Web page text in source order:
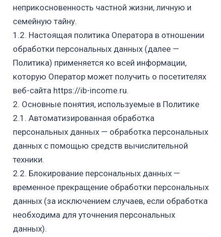
неприкосновенность частной жизни, личную и
семейную тайну.
1.2. Настоящая политика Оператора в отношении
обработки персональных данных (далее —
Политика) применяется ко всей информации,
которую Оператор может получить о посетителях
веб-сайтаhttps://ib-income.ru.
2. Основные понятия, используемые в Политике
2.1. Автоматизированная обработка
персональных данных — обработка персональных
данных с помощью средств вычислительной
техники.
2.2. Блокирование персональных данных —
временное прекращение обработки персональных
данных (за исключением случаев, если обработка
необходима для уточнения персональных
данных).